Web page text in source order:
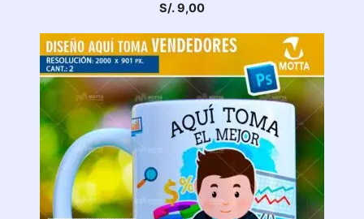
S/.9,00